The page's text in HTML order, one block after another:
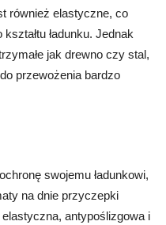
również elastyczne, co
ładunku. Jednak
jak drewno czy stal,
przewożenia bardzo
swojemu ładunkowi,
na dnie przyczepki
antypoślizgowa i